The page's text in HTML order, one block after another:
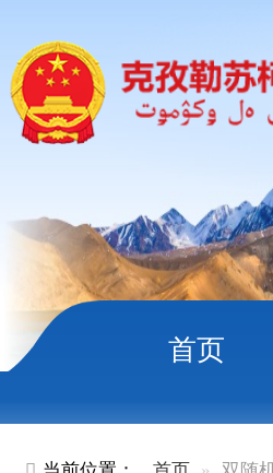
首页